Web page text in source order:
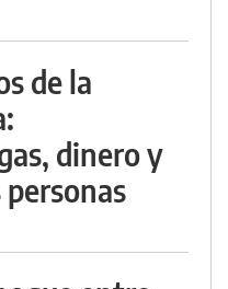
de la
dinero y